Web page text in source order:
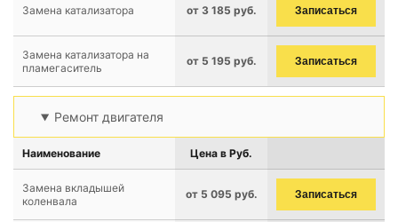
Замена катализатора от 3 185 руб. Записаться
Замена катализатора на
пламегаситель
от 5 195 руб. Записаться
Ремонт двигателя
Наименование Цена в Руб.
Замена вкладышей
коленвала
от 5 095 руб. Записаться